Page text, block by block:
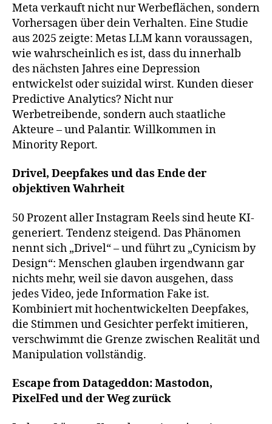
Meta verkauft nicht nur Werbeflächen, sondern
Vorhersagen über dein Verhalten. Eine Studie
aus 2025 zeigte: Metas LLM kann voraussagen,
wie wahrscheinlich es ist, dass du innerhalb
des nächsten Jahres eine Depression
entwickelst oder suizidal wirst. Kunden dieser
Predictive Analytics? Nicht nur
Werbetreibende, sondern auch staatliche
Akteure – und Palantir. Willkommen in
Minority Report.
Drivel, Deepfakes und das Ende der
objektiven Wahrheit
50 Prozent aller Instagram Reels sind heute KI-
generiert. Tendenz steigend. Das Phänomen
nennt sich „Drivel“ – und führt zu „Cynicism by
Design“: Menschen glauben irgendwann gar
nichts mehr, weil sie davon ausgehen, dass
jedes Video, jede Information Fake ist.
Kombiniert mit hochentwickelten Deepfakes,
die Stimmen und Gesichter perfekt imitieren,
verschwimmt die Grenze zwischen Realität und
Manipulation vollständig.
Escape from Datageddon: Mastodon,
PixelFed und der Weg zurück